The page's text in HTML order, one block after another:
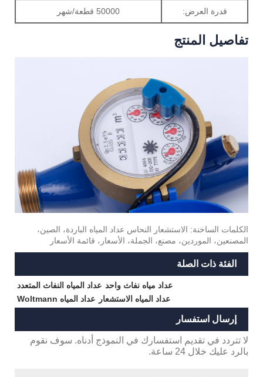
قدرة العرض: 50000 قطعة/شهر
تفاصيل المنتج
الكلمات الساخنة: الاستشعار النحاس عداد المياه الباردة، الصين،
المصنعين، الموردين، مصنع، الجملة، الأسعار، قائمة الأسعار
الفئة ذات الصلة
عداد المياه النفاث المتعدد عداد مياه نفاث واحد
عداد المياه Woltmann
عداد المياه الاستشعار
إرسال استفسار
لا تتردد في تقديم استفسارك في النموذج أدناه. سوف نقوم
بالرد عليك خلال 24 ساعة.